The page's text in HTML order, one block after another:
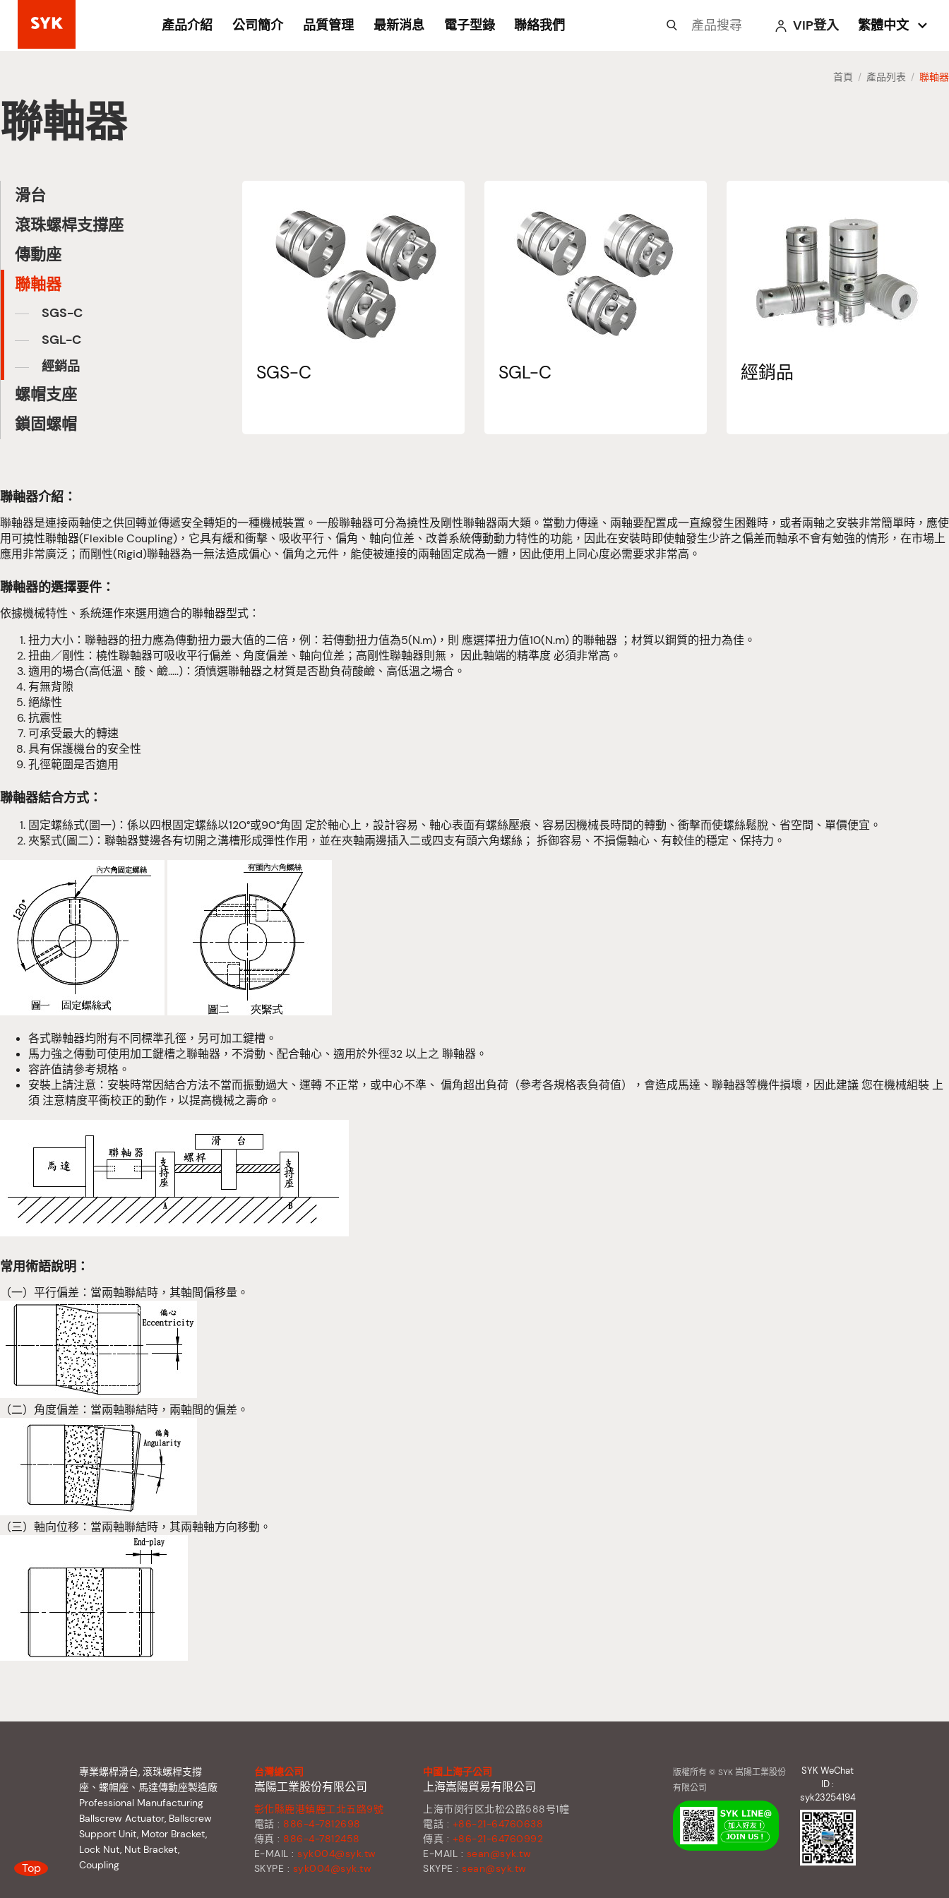
產品介紹 公司簡介 品質管理 最新消息 電子型錄 聯絡我們   VIP登入 繁體中文 
首頁 / 產品列表 / 聯軸器
聯軸器
滑台
滾珠螺桿支撐座
傳動座
聯軸器
SGS-C
SGL-C
經銷品
螺帽支座
鎖固螺帽
SGS-C SGL-C 經銷品
聯軸器介紹：
聯軸器是連接兩軸使之供回轉並傳遞安全轉矩的一種機械裝置。一般聯軸器可分為撓性及剛性聯軸器兩大類。當動力傳達、兩軸要配置成一直線發生困難時，或者兩軸之安裝非常簡單時，應使
用可撓性聯軸器(Flexible Coupling)，它具有緩和衝擊、吸收平行、偏角、軸向位差、改善系統傳動動力特性的功能，因此在安裝時即使軸發生少許之偏差而軸承不會有勉強的情形，在市場上
應用非常廣泛；而剛性(Rigid)聯軸器為一無法造成偏心、偏角之元件，能使被連接的兩軸固定成為一體，因此使用上同心度必需要求非常高。
聯軸器的選擇要件：
依據機械特性、系統運作來選用適合的聯軸器型式：
扭力大小：聯軸器的扭力應為傳動扭力最大值的二倍，例：若傳動扭力值為5(N.m)，則 應選擇扭力值10(N.m) 的聯軸器 ；材質以鋼質的扭力為佳。
扭曲／剛性：橈性聯軸器可吸收平行偏差、角度偏差、軸向位差；高剛性聯軸器則無， 因此軸端的精準度 必須非常高。
適用的場合(高低溫、酸、鹼.....)：須慎選聯軸器之材質是否勘負荷酸鹼、高低溫之場合。
有無背隙
絕緣性
抗震性
可承受最大的轉速
具有保護機台的安全性
孔徑範圍是否適用
聯軸器結合方式：
固定螺絲式(圖一)：係以四根固定螺絲以120°或90°角固 定於軸心上，設計容易、軸心表面有螺絲壓痕、容易因機械長時間的轉動、衝擊而使螺絲鬆脫、省空間、單價便宜。
夾緊式(圖二)：聯軸器雙邊各有切開之溝槽形成彈性作用，並在夾軸兩邊插入二或四支有頭六角螺絲； 拆御容易、不損傷軸心、有較佳的穩定、保持力。
各式聯軸器均附有不同標準孔徑，另可加工鍵槽。
馬力強之傳動可使用加工鍵槽之聯軸器，不滑動、配合軸心、適用於外徑32 以上之 聯軸器。
容許值請參考規格。
安裝上請注意：安裝時常因結合方法不當而振動過大、運轉 不正常，或中心不準、 偏角超出負荷（參考各規格表負荷值），會造成馬達、聯軸器等機件損壞，因此建議 您在機械組裝 上
須 注意精度平衝校正的動作，以提高機械之壽命。
常用術語說明：
（一）平行偏差：當兩軸聯結時，其軸間偏移量。
（二）角度偏差：當兩軸聯結時，兩軸間的偏差。
（三）軸向位移：當兩軸聯結時，其兩軸軸方向移動。
專業螺桿滑台, 滾珠螺桿支撐
座、螺帽座、馬達傳動座製造廠
Professional Manufacturing
Ballscrew Actuator, Ballscrew
Support Unit, Motor Bracket,
Lock Nut, Nut Bracket,
Coupling
台灣總公司
嵩陽工業股份有限公司
彰化縣鹿港鎮鹿工北五路9號
電話 : 886-4-7812698
傳真 : 886-4-7812458
E-MAIL : syk004@syk.tw
SKYPE : syk004@syk.tw
中國上海子公司
上海嵩陽貿易有限公司
上海市闵行区北松公路588号1幢
電話 : +86-21-64760638
傳真 : +86-21-64760992
E-MAIL : sean@syk.tw
SKYPE : sean@syk.tw
版權所有 © SYK 嵩陽工業股份
有限公司
SYK WeChat
ID :
syk23254194
Top